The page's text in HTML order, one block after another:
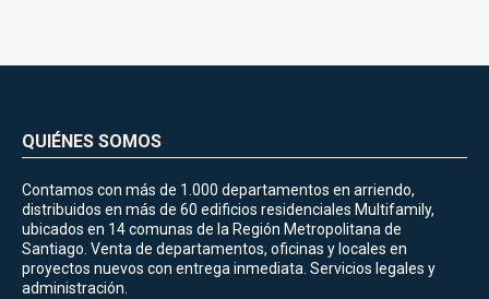
QUIÉNES SOMOS
Contamos con más de 1.000 departamentos en arriendo,
distribuidos en más de 60 edificios residenciales Multifamily,
ubicados en 14 comunas de la Región Metropolitana de
Santiago. Venta de departamentos, oficinas y locales en
proyectos nuevos con entrega inmediata. Servicios legales y
administración.